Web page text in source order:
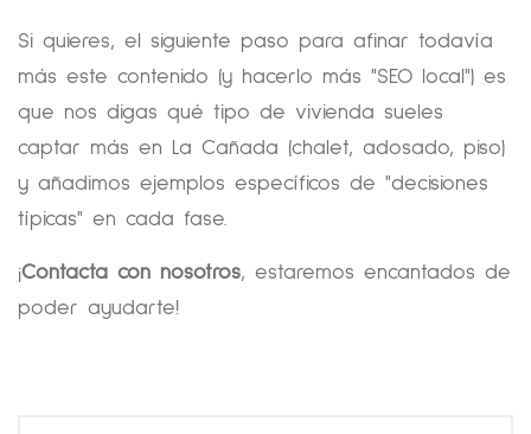
Si quieres, el siguiente paso para afinar todavía
más este contenido (y hacerlo más "SEO local") es
que nos digas qué tipo de vivienda sueles
captar más en La Cañada (chalet, adosado, piso)
y añadimos ejemplos específicos de "decisiones
típicas" en cada fase.
¡Contacta con nosotros, estaremos encantados de
poder ayudarte!